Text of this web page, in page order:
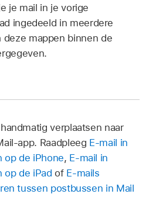
je mail in je vorige
ingedeeld in meerdere
deze mappen binnen de
verplaatsen naar
app. Raadpleeg E‑mail in
op de iPhone, E‑mail in
op de iPad of E‑mails
tussen postbussen in Mail